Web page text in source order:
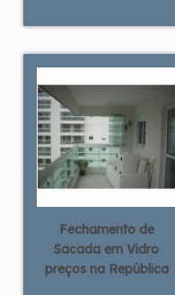
Fechamento de
Sacada em Vidro
preços na República